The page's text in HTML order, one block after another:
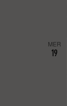
MER
19